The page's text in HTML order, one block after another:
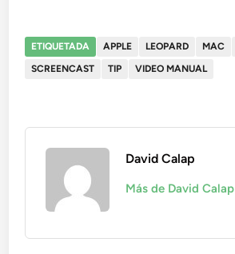
ETIQUETADA APPLE LEOPARD MAC
SCREENCAST
TIP VIDEO MANUAL
David Calap
Más de David Calap